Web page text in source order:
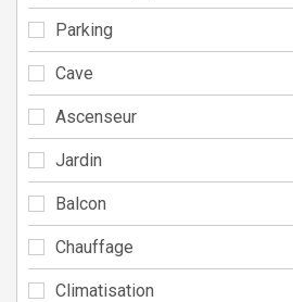
Parking
Cave
Ascenseur
Jardin
Balcon
Chauffage
Climatisation